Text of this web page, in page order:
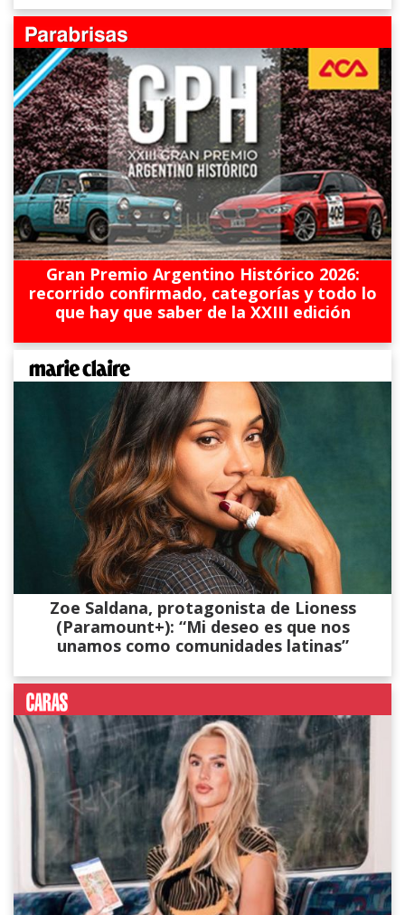
Gran Premio Argentino Histórico 2026:
recorrido confirmado, categorías y todo lo
que hay que saber de la XXIII edición
Zoe Saldana, protagonista de Lioness
(Paramount+): “Mi deseo es que nos
unamos como comunidades latinas”